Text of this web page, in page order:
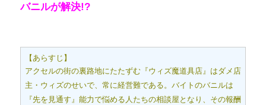
バニルが解決!?
【あらすじ】
アクセルの街の裏路地にたたずむ『ウィズ魔道具店』はダメ店
主・ウィズのせいで、常に経営難である。バイトのバニルは
『先を見通す』能力で悩める人たちの相談屋となり、その報酬